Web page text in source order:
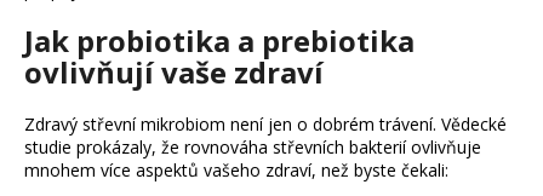
Jak probiotika a prebiotika
ovlivňují vaše zdraví
Zdravý střevní mikrobiom není jen o dobrém trávení. Vědecké
studie prokázaly, že rovnováha střevních bakterií ovlivňuje
mnohem více aspektů vašeho zdraví, než byste čekali: